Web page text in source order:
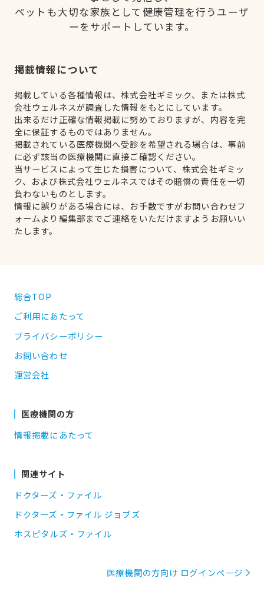
ペットも大切な家族として健康管理を行うユーザ
ーをサポートしています。
掲載情報について
掲載している各種情報は、株式会社ギミック、または株式
会社ウェルネスが調査した情報をもとにしています。
出来るだけ正確な情報掲載に努めておりますが、内容を完
全に保証するものではありません。
掲載されている医療機関へ受診を希望される場合は、事前
に必ず該当の医療機関に直接ご確認ください。
当サービスによって生じた損害について、株式会社ギミッ
ク、および株式会社ウェルネスではその賠償の責任を一切
負わないものとします。
情報に誤りがある場合には、お手数ですがお問い合わせフ
ォームより編集部までご連絡をいただけますようお願いい
たします。
総合TOP
ご利用にあたって
プライバシーポリシー
お問い合わせ
運営会社
医療機関の方
情報掲載にあたって
関連サイト
ドクターズ・ファイル
ドクターズ・ファイル ジョブズ
ホスピタルズ・ファイル
医療機関の方向け ログインページ